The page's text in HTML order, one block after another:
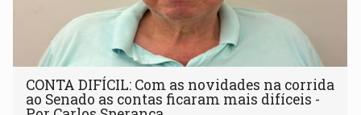
CONTA DIFÍCIL: Com as novidades na corrida
ao Senado as contas ficaram mais difíceis -